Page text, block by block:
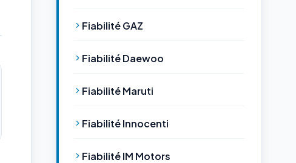
Fiabilité GAZ
Fiabilité Daewoo
Fiabilité Maruti
Fiabilité Innocenti
Fiabilité IM Motors